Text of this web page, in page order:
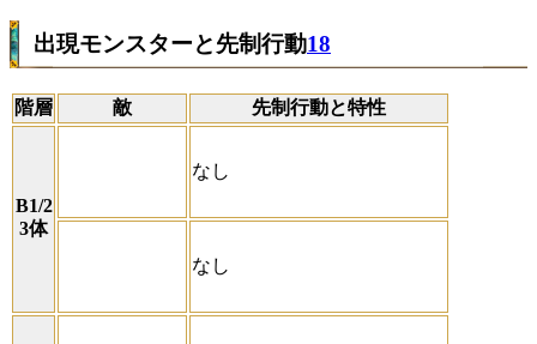
出現モンスターと先制行動18
階層 敵 先制行動と特性
B1/2
3体
なし
なし